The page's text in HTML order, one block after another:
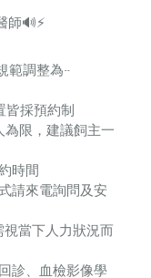
師🔊⚡️
範調整為~
採預約制
為限，建議飼主一
時間
請來電詢問及安
當下人力狀況而
診、血檢影像學